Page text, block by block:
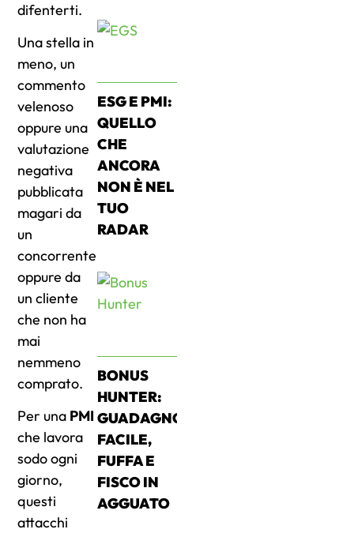
difenterti.
Una stella in
meno, un
commento
velenoso
oppure una
valutazione
negativa
pubblicata
magari da
un
concorrente
oppure da
un cliente
che non ha
mai
nemmeno
comprato.
Per una PMI
che lavora
sodo ogni
giorno,
questi
attacchi
ESG E PMI:
QUELLO
CHE
ANCORA
NON È NEL
TUO
RADAR
BONUS
HUNTER:
GUADAGNO
FACILE,
FUFFA E
FISCO IN
AGGUATO